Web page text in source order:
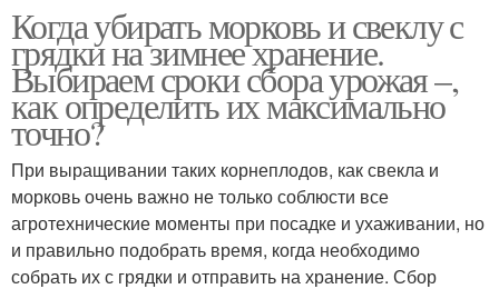
Когда убирать морковь и свеклу с
грядки на зимнее хранение.
Выбираем сроки сбора урожая –,
как определить их максимально
точно?
При выращивании таких корнеплодов, как свекла и
морковь очень важно не только соблюсти все
агротехнические моменты при посадке и ухаживании, но
и правильно подобрать время, когда необходимо
собрать их с грядки и отправить на хранение. Сбор